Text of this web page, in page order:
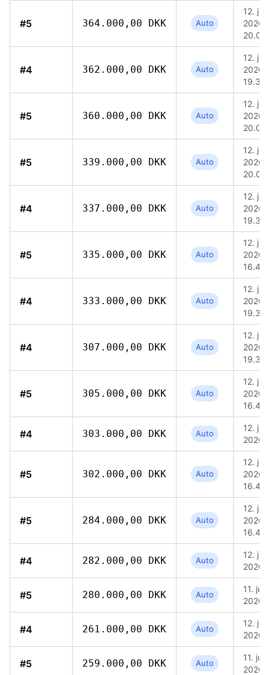
#5 364.000,00 DKK Auto
12. jul.
2026,
20.09
#4 362.000,00 DKK Auto
12. jul.
2026,
19.39
#5 360.000,00 DKK Auto
12. jul.
2026,
20.09
#5 339.000,00 DKK Auto
12. jul.
2026,
20.09
#4 337.000,00 DKK Auto
12. jul.
2026,
19.39
#5 335.000,00 DKK Auto
12. jul.
2026,
16.49
#4 333.000,00 DKK Auto
12. jul.
2026,
19.39
#4 307.000,00 DKK Auto
12. jul.
2026,
19.39
#5 305.000,00 DKK Auto
12. jul.
2026,
16.49
#4 303.000,00 DKK Auto
12. jul.
2026,
#5 302.000,00 DKK Auto
12. jul.
2026,
16.49
#5 284.000,00 DKK Auto
12. jul.
2026,
16.49
#4 282.000,00 DKK Auto
12. jul.
2026,
#5 280.000,00 DKK Auto
11. jul.
2026,
#4 261.000,00 DKK Auto
12. jul.
2026,
#5 259.000,00 DKK Auto
11. jul.
2026,